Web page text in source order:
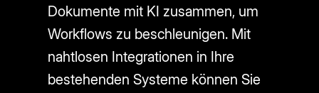
Dokumente mit KI zusammen, um
Workflows zu beschleunigen. Mit
nahtlosen Integrationen in Ihre
bestehenden Systeme können Sie